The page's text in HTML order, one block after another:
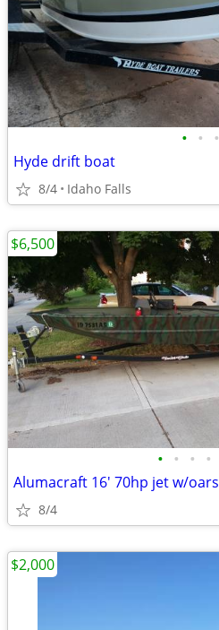
• • •
Hyde drift boat
8/4 Idaho Falls
• • • •
Alumacraft 16' 70hp jet w/oars
8/4
$6,500
$2,000